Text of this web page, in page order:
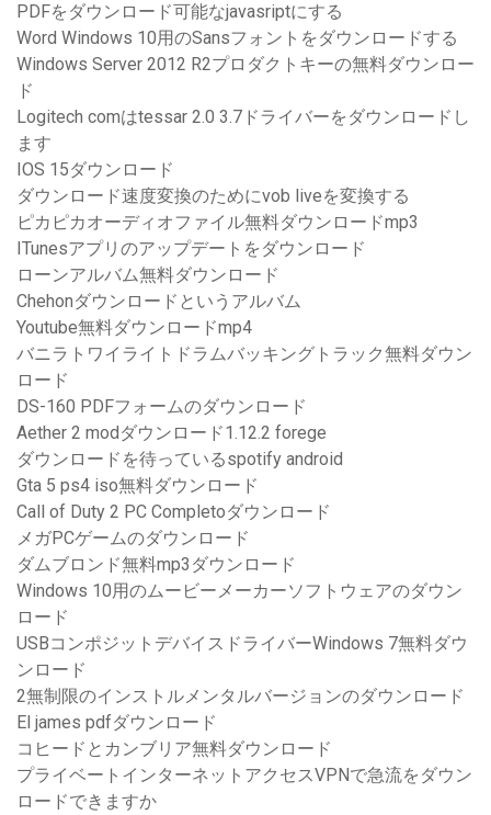
PDFをダウンロード可能なjavasriptにする
Word Windows 10用のSansフォントをダウンロードする
Windows Server 2012 R2プロダクトキーの無料ダウンロー
ド
Logitech comはtessar 2.0 3.7ドライバーをダウンロードし
ます
IOS 15ダウンロード
ダウンロード速度変換のためにvob liveを変換する
ピカピカオーディオファイル無料ダウンロードmp3
ITunesアプリのアップデートをダウンロード
ローンアルバム無料ダウンロード
Chehonダウンロードというアルバム
Youtube無料ダウンロードmp4
バニラトワイライトドラムバッキングトラック無料ダウン
ロード
DS-160 PDFフォームのダウンロード
Aether 2 modダウンロード1.12.2 forege
ダウンロードを待っているspotify android
Gta 5 ps4 iso無料ダウンロード
Call of Duty 2 PC Completoダウンロード
メガPCゲームのダウンロード
ダムブロンド無料mp3ダウンロード
Windows 10用のムービーメーカーソフトウェアのダウン
ロード
USBコンポジットデバイスドライバーWindows 7無料ダウ
ンロード
2無制限のインストルメンタルバージョンのダウンロード
El james pdfダウンロード
コヒードとカンブリア無料ダウンロード
プライベートインターネットアクセスVPNで急流をダウン
ロードできますか